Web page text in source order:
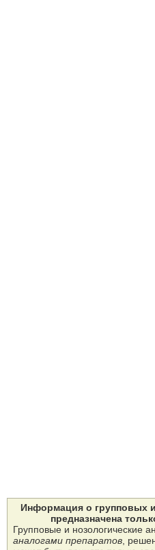
Информация о групповых
предназначена
Групповые и нозологические
аналогами препаратов,